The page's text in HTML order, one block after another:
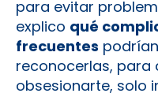
para evitar
explico qué
frecuentes
reconocerlas,
obsesionarte, solo